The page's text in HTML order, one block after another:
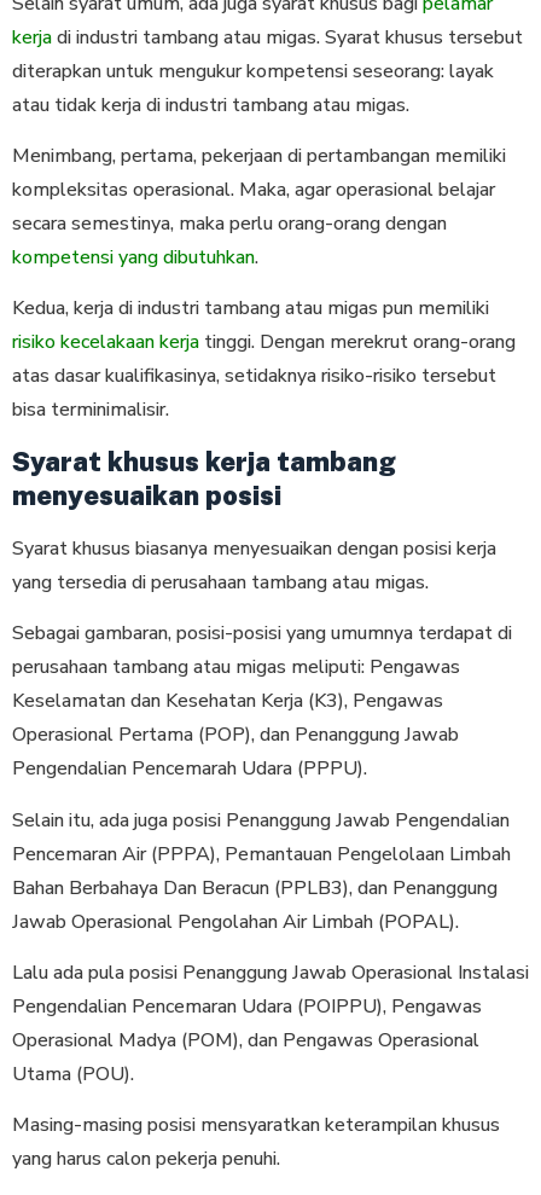
kerjadi industri tambang atau migas. Syarat khusus tersebut
diterapkan untuk mengukur kompetensi seseorang: layak
atau tidak kerja di industri tambang atau migas.
Menimbang, pertama, pekerjaan di pertambangan memiliki
kompleksitas operasional. Maka, agar operasional belajar
secara semestinya, maka perlu orang-orang dengan
kompetensi yang dibutuhkan.
Kedua, kerja di industri tambang atau migas pun memiliki
risiko kecelakaan kerja tinggi. Dengan merekrut orang-orang
atas dasar kualifikasinya, setidaknya risiko-risiko tersebut
bisa terminimalisir.
Syarat khusus kerja tambang
menyesuaikan posisi
Syarat khusus biasanya menyesuaikan dengan posisi kerja
yang tersedia di perusahaan tambang atau migas.
Sebagai gambaran, posisi-posisi yang umumnya terdapat di
perusahaan tambang atau migas meliputi: Pengawas
Keselamatan dan Kesehatan Kerja (K3), Pengawas
Operasional Pertama (POP), dan Penanggung Jawab
Pengendalian Pencemarah Udara (PPPU).
Selain itu, ada juga posisi Penanggung Jawab Pengendalian
Pencemaran Air (PPPA), Pemantauan Pengelolaan Limbah
Bahan Berbahaya Dan Beracun (PPLB3), dan Penanggung
Jawab Operasional Pengolahan Air Limbah (POPAL).
Lalu ada pula posisi Penanggung Jawab Operasional Instalasi
Pengendalian Pencemaran Udara (POIPPU), Pengawas
Operasional Madya (POM), dan Pengawas Operasional
Utama (POU).
Masing-masing posisi mensyaratkan keterampilan khusus
yang harus calon pekerja penuhi.